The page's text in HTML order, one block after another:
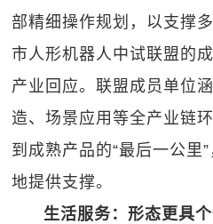
部精细操作规划，以支撑
市人形机器人中试联盟的
产业回应。联盟成员单位
造、场景应用等全产业链
到成熟产品的“最后一公里
地提供支撑。
生活服务：形态更具